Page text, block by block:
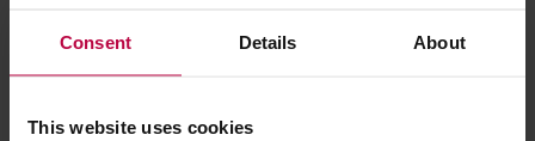
Consent Details About
This website uses cookies